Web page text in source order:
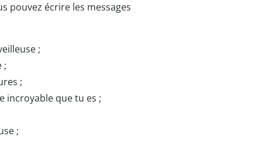
pouvez écrire les messages
;
;
;
incroyable que tu es ;
;